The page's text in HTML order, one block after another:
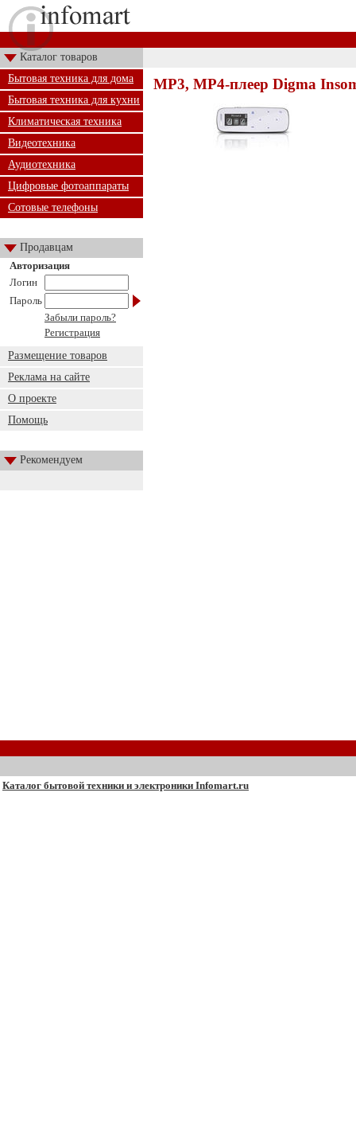
Каталог товаров
Бытовая техника для дома
Бытовая техника для кухни
Климатическая техника
Видеотехника
Аудиотехника
Цифровые фотоаппараты
Сотовые телефоны
Продавцам
Авторизация
Логин
Пароль
Забыли пароль?
Регистрация
Размещение товаров
Реклама на сайте
О проекте
Помощь
Рекомендуем
MP3, MP4-плеер Digma
Каталог бытовой техники и электроники Infomart.ru